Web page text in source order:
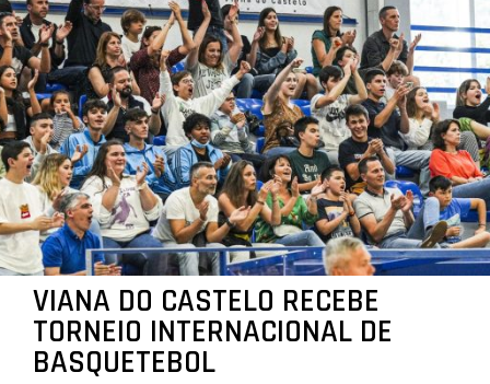
VIANA DO CASTELO RECEBE
TORNEIO INTERNACIONAL DE
BASQUETEBOL